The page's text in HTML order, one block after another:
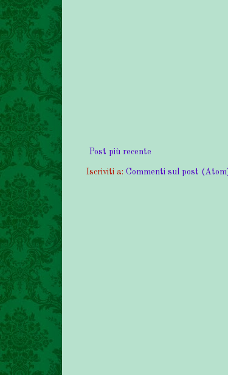
Post più recente
Iscriviti a: Commenti sul post